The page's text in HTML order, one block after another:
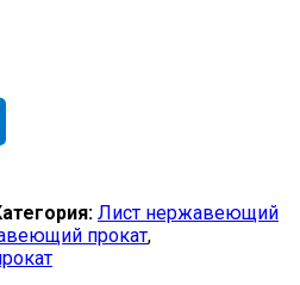
Лист нержавеющий
прокат,